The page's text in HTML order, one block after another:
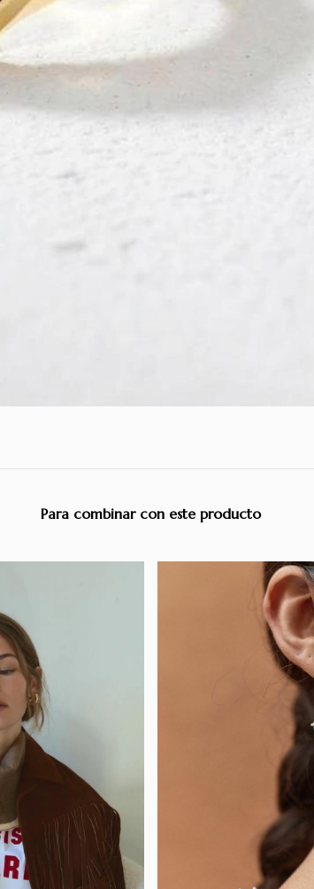
Para combinar con este producto